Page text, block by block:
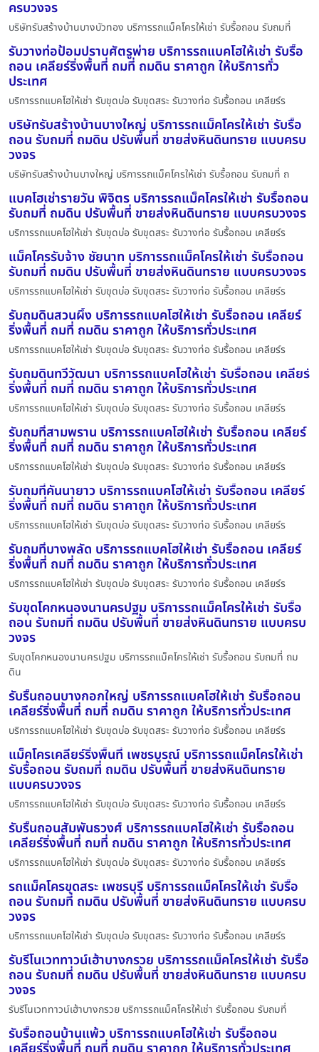
ครบวงจร
บริษัทรับสร้างบ้านบางบัวทอง บริการรถแม็คโครให้เช่า รับรื้อถอน รับถมที่
รับวางท่อป้อมปราบศัตรูพ่าย บริการรถแบคโฮให้เช่า รับรื้อ
ถอน เคลียร์ริ่งพื้นที่ ถมที่ ถมดิน ราคาถูก ให้บริการทั่ว
ประเทศ
บริการรถแบคโฮให้เช่า รับขุดบ่อ รับขุดสระ รับวางท่อ รับรื้อถอน เคลียร์ร
บริษัทรับสร้างบ้านบางใหญ่ บริการรถแม็คโครให้เช่า รับรื้อ
ถอน รับถมที่ ถมดิน ปรับพื้นที่ ขายส่งหินดินทราย แบบครบ
วงจร
บริษัทรับสร้างบ้านบางใหญ่ บริการรถแม็คโครให้เช่า รับรื้อถอน รับถมที่ ถ
แบคโฮเช่ารายวัน พิจิตร บริการรถแม็คโครให้เช่า รับรื้อถอน
รับถมที่ ถมดิน ปรับพื้นที่ ขายส่งหินดินทราย แบบครบวงจร
บริการรถแบคโฮให้เช่า รับขุดบ่อ รับขุดสระ รับวางท่อ รับรื้อถอน เคลียร์ร
แม็คโครรับจ้าง ชัยนาท บริการรถแม็คโครให้เช่า รับรื้อถอน
รับถมที่ ถมดิน ปรับพื้นที่ ขายส่งหินดินทราย แบบครบวงจร
บริการรถแบคโฮให้เช่า รับขุดบ่อ รับขุดสระ รับวางท่อ รับรื้อถอน เคลียร์ร
รับถมดินสวนผึ้ง บริการรถแบคโฮให้เช่า รับรื้อถอน เคลียร์
ริ่งพื้นที่ ถมที่ ถมดิน ราคาถูก ให้บริการทั่วประเทศ
บริการรถแบคโฮให้เช่า รับขุดบ่อ รับขุดสระ รับวางท่อ รับรื้อถอน เคลียร์ร
รับถมดินทวีวัฒนา บริการรถแบคโฮให้เช่า รับรื้อถอน เคลียร์
ริ่งพื้นที่ ถมที่ ถมดิน ราคาถูก ให้บริการทั่วประเทศ
บริการรถแบคโฮให้เช่า รับขุดบ่อ รับขุดสระ รับวางท่อ รับรื้อถอน เคลียร์ร
รับถมที่สามพราน บริการรถแบคโฮให้เช่า รับรื้อถอน เคลียร์
ริ่งพื้นที่ ถมที่ ถมดิน ราคาถูก ให้บริการทั่วประเทศ
บริการรถแบคโฮให้เช่า รับขุดบ่อ รับขุดสระ รับวางท่อ รับรื้อถอน เคลียร์ร
รับถมที่คันนายาว บริการรถแบคโฮให้เช่า รับรื้อถอน เคลียร์
ริ่งพื้นที่ ถมที่ ถมดิน ราคาถูก ให้บริการทั่วประเทศ
บริการรถแบคโฮให้เช่า รับขุดบ่อ รับขุดสระ รับวางท่อ รับรื้อถอน เคลียร์ร
รับถมที่บางพลัด บริการรถแบคโฮให้เช่า รับรื้อถอน เคลียร์
ริ่งพื้นที่ ถมที่ ถมดิน ราคาถูก ให้บริการทั่วประเทศ
บริการรถแบคโฮให้เช่า รับขุดบ่อ รับขุดสระ รับวางท่อ รับรื้อถอน เคลียร์ร
รับขุดโคกหนองนานครปฐม บริการรถแม็คโครให้เช่า รับรื้อ
ถอน รับถมที่ ถมดิน ปรับพื้นที่ ขายส่งหินดินทราย แบบครบ
วงจร
รับขุดโคกหนองนานครปฐม บริการรถแม็คโครให้เช่า รับรื้อถอน รับถมที่ ถม
ดิน
รับรื้นถอนบางกอกใหญ่ บริการรถแบคโฮให้เช่า รับรื้อถอน
เคลียร์ริ่งพื้นที่ ถมที่ ถมดิน ราคาถูก ให้บริการทั่วประเทศ
บริการรถแบคโฮให้เช่า รับขุดบ่อ รับขุดสระ รับวางท่อ รับรื้อถอน เคลียร์ร
แม็คโครเคลียร์ริ่งพื้นที่ เพชรบูรณ์ บริการรถแม็คโครให้เช่า
รับรื้อถอน รับถมที่ ถมดิน ปรับพื้นที่ ขายส่งหินดินทราย
แบบครบวงจร
บริการรถแบคโฮให้เช่า รับขุดบ่อ รับขุดสระ รับวางท่อ รับรื้อถอน เคลียร์ร
รับรื้นถอนสัมพันธวงศ์ บริการรถแบคโฮให้เช่า รับรื้อถอน
เคลียร์ริ่งพื้นที่ ถมที่ ถมดิน ราคาถูก ให้บริการทั่วประเทศ
บริการรถแบคโฮให้เช่า รับขุดบ่อ รับขุดสระ รับวางท่อ รับรื้อถอน เคลียร์ร
รถแม็คโครขุดสระ เพชรบุรี บริการรถแม็คโครให้เช่า รับรื้อ
ถอน รับถมที่ ถมดิน ปรับพื้นที่ ขายส่งหินดินทราย แบบครบ
วงจร
บริการรถแบคโฮให้เช่า รับขุดบ่อ รับขุดสระ รับวางท่อ รับรื้อถอน เคลียร์ร
รับรีโนเวททาวน์เฮ้าบางกรวย บริการรถแม็คโครให้เช่า รับรื้อ
ถอน รับถมที่ ถมดิน ปรับพื้นที่ ขายส่งหินดินทราย แบบครบ
วงจร
รับรีโนเวททาวน์เฮ้าบางกรวย บริการรถแม็คโครให้เช่า รับรื้อถอน รับถมที่
รับรื้อถอนบ้านแพ้ว บริการรถแบคโฮให้เช่า รับรื้อถอน